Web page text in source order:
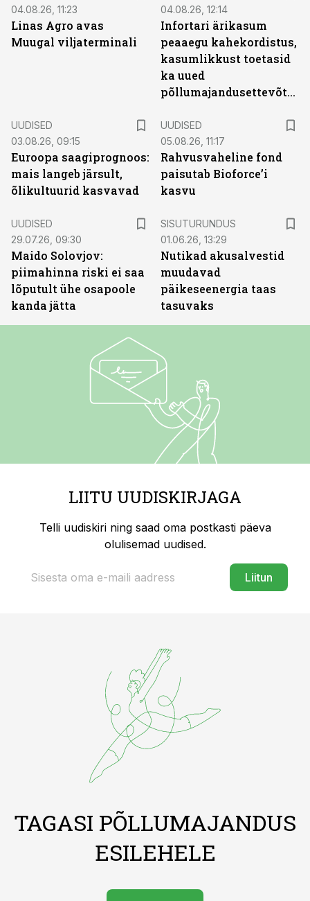
04.08.26, 11:23
Linas Agro avas
Muugal viljaterminali
04.08.26, 12:14
Infortari ärikasum
peaaegu kahekordistus,
kasumlikkust toetasid
ka uued
põllumajandusettevõtted
UUDISED
03.08.26, 09:15
Euroopa saagiprognoos:
mais langeb järsult,
õlikultuurid kasvavad
UUDISED
05.08.26, 11:17
Rahvusvaheline fond
paisutab Bioforce’i
kasvu
UUDISED
29.07.26, 09:30
Maido Solovjov:
piimahinna riski ei saa
lõputult ühe osapoole
kanda jätta
SISUTURUNDUS
01.06.26, 13:29
Nutikad akusalvestid
muudavad
päikeseenergia taas
tasuvaks
LIITU UUDISKIRJAGA
Telli uudiskiri ning saad oma postkasti päeva
olulisemad uudised.
Liitun
TAGASI PÕLLUMAJANDUS
ESILEHELE